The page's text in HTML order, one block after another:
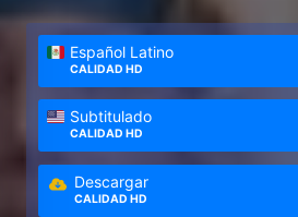
Español Latino
CALIDAD HD
Subtitulado
CALIDAD HD
Descargar
CALIDAD HD